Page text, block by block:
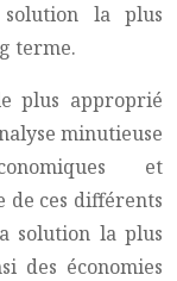
la plus
terme.
plus approprié
minutieuse
et
de ces différents
solution la plus
des économies